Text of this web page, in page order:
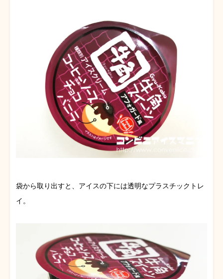
袋から取り出すと、アイスの下には透明なプラスチックトレ
イ。